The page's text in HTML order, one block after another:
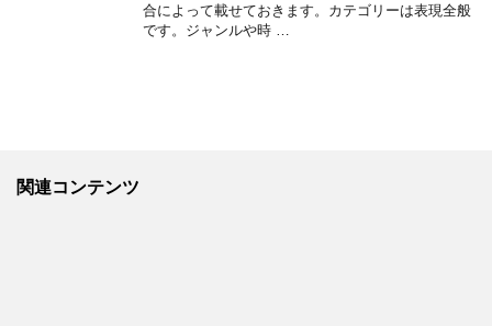
合によって載せておきます。カテゴリーは表現全般
です。ジャンルや時 …
関連コンテンツ